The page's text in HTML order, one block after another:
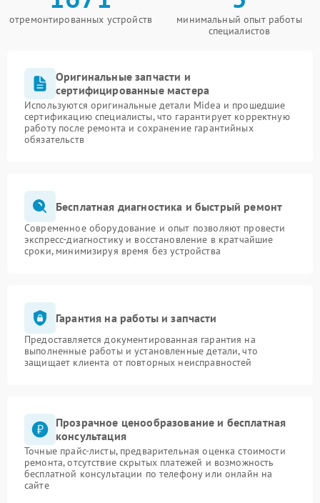
отремонтированных устройств
минимальный опыт работы
специалистов
Оригинальные запчасти и
сертифицированные мастера
Используются оригинальные детали Midea и прошедшие
сертификацию специалисты, что гарантирует корректную
работу после ремонта и сохранение гарантийных
обязательств
Бесплатная диагностика и быстрый ремонт
Современное оборудование и опыт позволяют провести
экспресс-диагностику и восстановление в кратчайшие
сроки, минимизируя время без устройства
Гарантия на работы и запчасти
Предоставляется документированная гарантия на
выполненные работы и установленные детали, что
защищает клиента от повторных неисправностей
Прозрачное ценообразование и бесплатная
консультация
Точные прайс-листы, предварительная оценка стоимости
ремонта, отсутствие скрытых платежей и возможность
бесплатной консультации по телефону или онлайн на
сайте